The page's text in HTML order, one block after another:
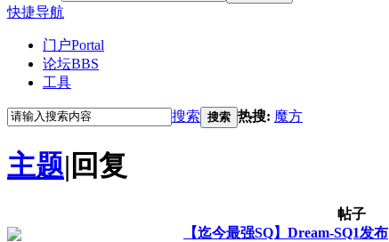
快捷导航
门户Portal
论坛BBS
工具
搜索 搜索 热搜: 魔方
主题| 回复
帖子
【迄今最强SQ】Dream-SQ1发布